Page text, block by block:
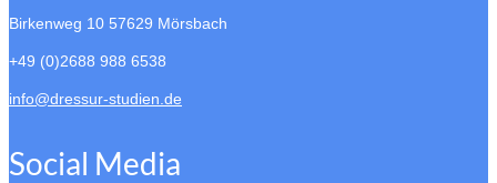
Birkenweg 10 57629 Mörsbach
+49 (0)2688 988 6538
info@dressur-studien.de
Social Media